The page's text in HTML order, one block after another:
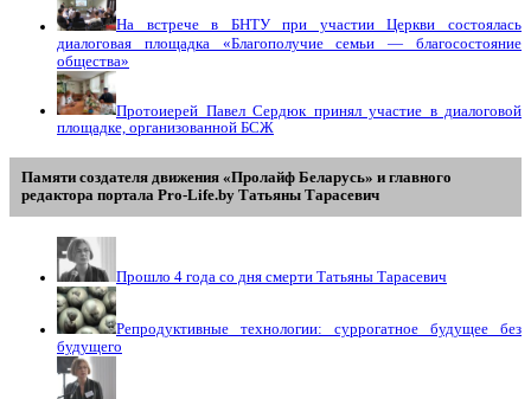
На встрече в БНТУ при участии Церкви состоялась
диалоговая площадка «Благополучие семьи — благосостояние
общества»
Протоиерей Павел Сердюк принял участие в диалоговой
площадке, организованной БСЖ
Памяти создателя движения «Пролайф Беларусь» и главного
редактора портала Pro-Life.by Tатьяны Tарасевич
Прошло 4 года со дня смерти Татьяны Тарасевич
Репродуктивные технологии: суррогатное будущее без
будущего